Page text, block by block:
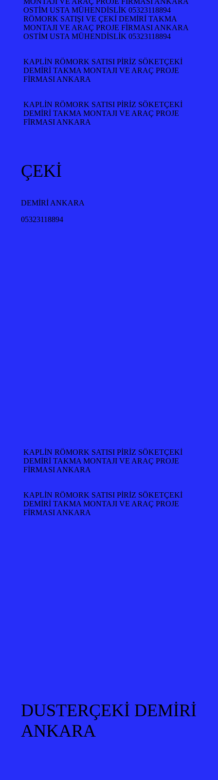
RÖMORK SATIŞI VE ÇEKİ DEMİRİ TAKMA
MONTAJI VE ARAÇ PROJE FİRMASI ANKARA
OSTİM USTA MÜHENDİSLİK 05323118894
KAPLİN RÖMORK SATISI PİRİZ SÖKETÇEKİ
DEMİRİ TAKMA MONTAJI VE ARAÇ PROJE
FİRMASI ANKARA
KAPLİN RÖMORK SATISI PİRİZ SÖKETÇEKİ
DEMİRİ TAKMA MONTAJI VE ARAÇ PROJE
FİRMASI ANKARA
ÇEKİ
DEMİRİ ANKARA
05323118894
KAPLİN RÖMORK SATISI PİRİZ SÖKETÇEKİ
DEMİRİ TAKMA MONTAJI VE ARAÇ PROJE
FİRMASI ANKARA
KAPLİN RÖMORK SATISI PİRİZ SÖKETÇEKİ
DEMİRİ TAKMA MONTAJI VE ARAÇ PROJE
FİRMASI ANKARA
DUSTERÇEKİ DEMİRİ
ANKARA